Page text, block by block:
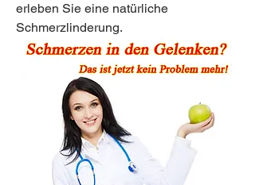
erleben Sie eine natürliche
Schmerzlinderung.